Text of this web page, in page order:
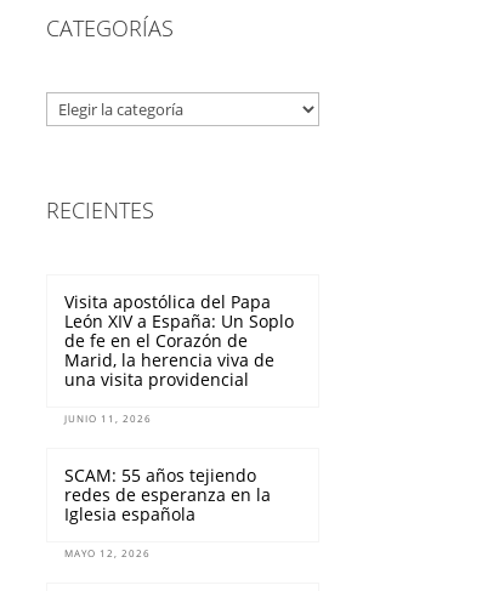
CATEGORÍAS
Categorías
RECIENTES
Visita apostólica del Papa
León XIV a España: Un Soplo
de fe en el Corazón de
Marid, la herencia viva de
una visita providencial
JUNIO 11, 2026
SCAM: 55 años tejiendo
redes de esperanza en la
Iglesia española
MAYO 12, 2026